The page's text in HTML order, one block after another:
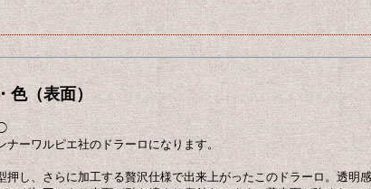
（表面）
ナーワルピエ社のドラーロになります。
押し、さらに加工する贅沢仕様で出来上がったこのドラーロ。透明